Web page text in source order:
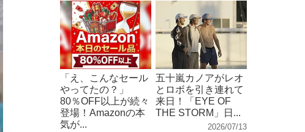
「え、こんなセール
やってたの？」
80％OFF以上が続々
登場！Amazonの本
気が...
五十嵐カノアがレオ
とロボを引き連れて
来日！「EYE OF
THE STORM」日...
2026/07/13